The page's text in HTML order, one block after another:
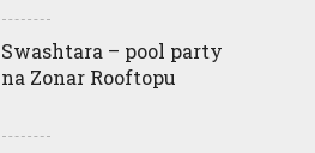
Swashtara – pool party
na Zonar Rooftopu